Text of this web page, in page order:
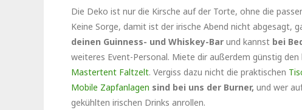
Die Deko ist nur die Kirsche auf der Torte, ohne die
Keine Sorge, damit ist der irische Abend nicht abgesagt,
deinen Guinness- und Whiskey-Bar und kannst bei
weiteres Event-Personal. Miete dir außerdem günstig
Mastertent Faltzelt. Vergiss dazu nicht die praktischen
Mobile Zapfanlagen sind bei uns der Burner, und wer
gekühlten irischen Drinks anrollen.